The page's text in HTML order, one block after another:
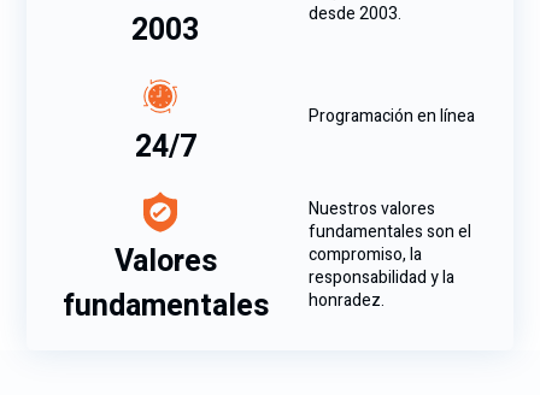
2003
desde 2003.
24/7
Programación en línea
Valores
fundamentales
Nuestros valores
fundamentales son el
compromiso, la
responsabilidad y la
honradez.